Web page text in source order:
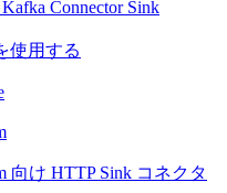
Connector Sink
使用する
向け HTTP Sink コネクタ